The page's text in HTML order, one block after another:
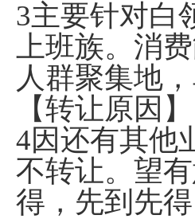
3主要针对白
上班族。消
人群聚集地
【转让原因】
4因还有其他
不转让。望
得，先到先